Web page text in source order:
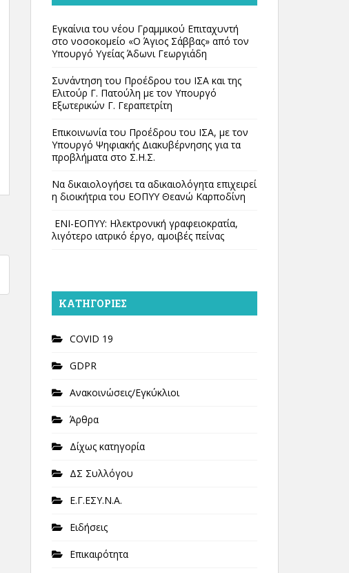
Εγκαίνια του νέου Γραμμικού Επιταχυντή
στο νοσοκομείο «Ο Άγιος Σάββας» από τον
Υπουργό Υγείας Άδωνι Γεωργιάδη
Συνάντηση του Προέδρου του ΙΣΑ και της
Ελιτούρ Γ. Πατούλη με τον Υπουργό
Εξωτερικών Γ. Γεραπετρίτη
Επικοινωνία του Προέδρου του ΙΣΑ, με τον
Υπουργό Ψηφιακής Διακυβέρνησης για τα
προβλήματα στο Σ.Η.Σ.
Να δικαιολογήσει τα αδικαιολόγητα επιχειρεί
η διοικήτρια του ΕΟΠΥΥ Θεανώ Καρποδίνη
ΕΝΙ-ΕΟΠΥΥ: Ηλεκτρονική γραφειοκρατία,
λιγότερο ιατρικό έργο, αμοιβές πείνας
KΑΤΗΓΟΡΊΕΣ
COVID 19
GDPR
Ανακοινώσεις/Εγκύκλιοι
Άρθρα
Δίχως κατηγορία
ΔΣ Συλλόγου
Ε.Γ.ΕΣΥ.Ν.Α.
Ειδήσεις
Επικαιρότητα